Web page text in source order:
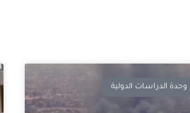
وحدة الدراسات الدولية